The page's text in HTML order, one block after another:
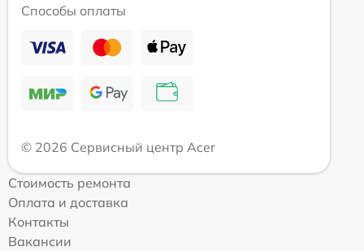
Способы оплаты
© 2026 Сервисный центр Acer
Стоимость ремонта
Оплата и доставка
Контакты
Вакансии